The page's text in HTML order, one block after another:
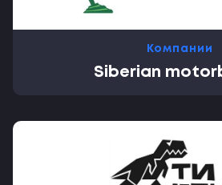
Компании
Siberian